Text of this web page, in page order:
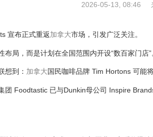
2026-05-13, 08:46
宣布正式重返加拿大市场，引发广泛关注。
局，而是计划在全国范围内开设“数百家门店”
想到： 加拿大国民咖啡品牌 Tim Hortons 可能
团 Foodtastic 已与Dunkin母公司 Inspire